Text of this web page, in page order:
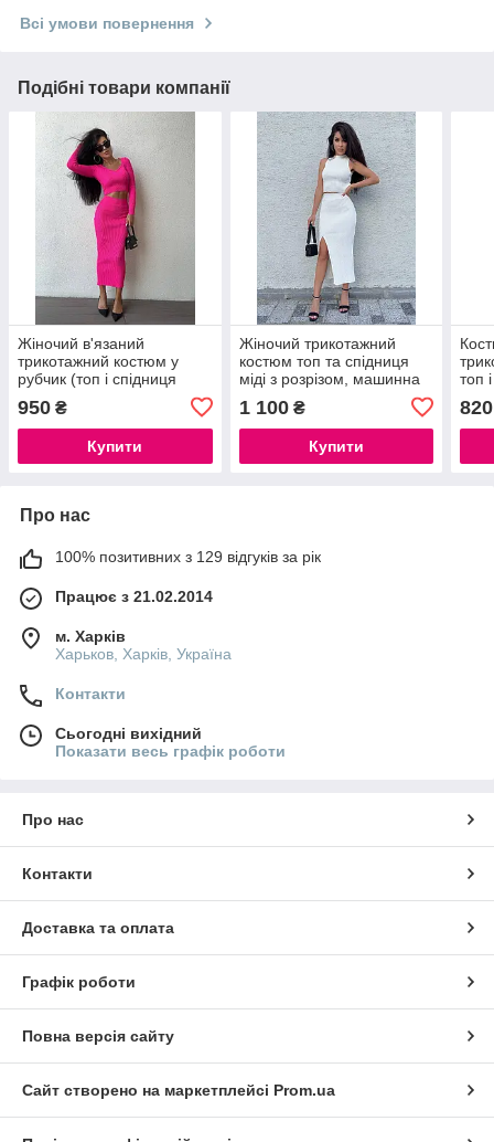
Всі умови повернення
Подібні товари компанії
Жіночий в'язаний
трикотажний костюм у
рубчик (топ і спідниця
міді), зелений, малиновий,
Туреччина.
950 ₴
Купити
Жіночий трикотажний
костюм топ та спідниця
міді з розрізом, машинна
1 100₴
Купити
топ
820
Про нас
100% позитивних з 129 відгуків за рік
Працює з 21.02.2014
м. Харків
Харьков, Харків, Україна
Контакти
Сьогодні вихідний
Показати весь графік роботи
Про нас
Контакти
Доставка та оплата
Графік роботи
Повна версія сайту
Сайт створено на маркетплейсі Prom.ua